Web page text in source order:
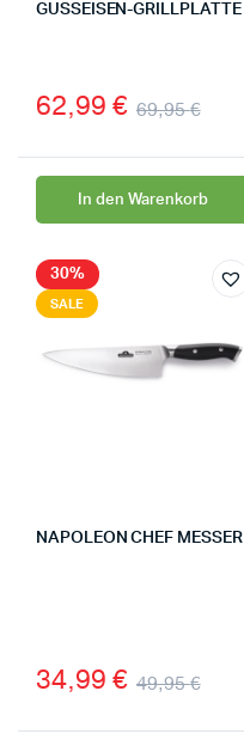
GUSSEISEN-GRILLPLATTE
69,95€
62,99 €
In den Warenkorb
30%
SALE
NAPOLEON CHEF MESSER
49,95€
34,99 €